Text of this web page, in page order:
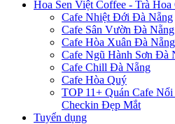
Hoa Sen Việt Coffee - Trà Hoa
Cafe Nhiệt Đới Đà Nẵng
Cafe Sân Vườn Đà Nẵng
Cafe Hòa Xuân Đà Nẵng
Cafe Ngũ Hành Sơn Đà
Cafe Chill Đà Nẵng
Cafe Hòa Quý
TOP 11+ Quán Cafe
Checkin Đẹp Mắt
Tuyển dụng